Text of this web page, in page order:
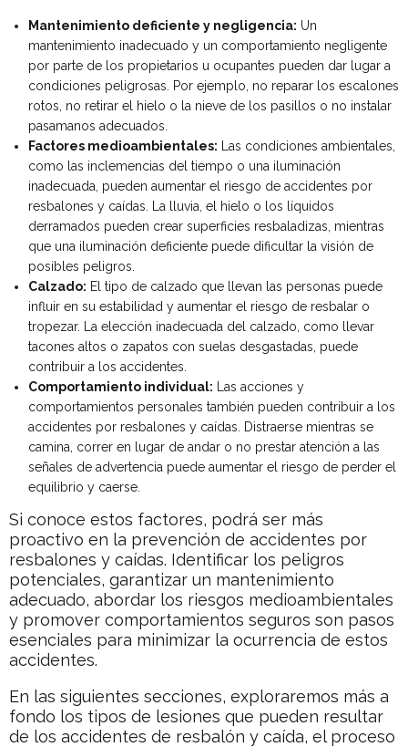
Mantenimiento deficiente y negligencia: Un
mantenimiento inadecuado y un comportamiento negligente
por parte de los propietarios u ocupantes pueden dar lugar a
condiciones peligrosas. Por ejemplo, no reparar los escalones
rotos, no retirar el hielo o la nieve de los pasillos o no instalar
pasamanos adecuados.
Factores medioambientales: Las condiciones ambientales,
como las inclemencias del tiempo o una iluminación
inadecuada, pueden aumentar el riesgo de accidentes por
resbalones y caídas. La lluvia, el hielo o los líquidos
derramados pueden crear superficies resbaladizas, mientras
que una iluminación deficiente puede dificultar la visión de
posibles peligros.
Calzado: El tipo de calzado que llevan las personas puede
influir en su estabilidad y aumentar el riesgo de resbalar o
tropezar. La elección inadecuada del calzado, como llevar
tacones altos o zapatos con suelas desgastadas, puede
contribuir a los accidentes.
Comportamiento individual: Las acciones y
comportamientos personales también pueden contribuir a los
accidentes por resbalones y caídas. Distraerse mientras se
camina, correr en lugar de andar o no prestar atención a las
señales de advertencia puede aumentar el riesgo de perder el
equilibrio y caerse.
Si conoce estos factores, podrá ser más
proactivo en la prevención de accidentes por
resbalones y caídas. Identificar los peligros
potenciales, garantizar un mantenimiento
adecuado, abordar los riesgos medioambientales
y promover comportamientos seguros son pasos
esenciales para minimizar la ocurrencia de estos
accidentes.
En las siguientes secciones, exploraremos más a
fondo los tipos de lesiones que pueden resultar
de los accidentes de resbalón y caída, el proceso